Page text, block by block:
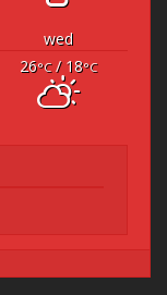
wed
26°C/ 18°C